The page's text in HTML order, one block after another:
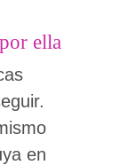
ella
en